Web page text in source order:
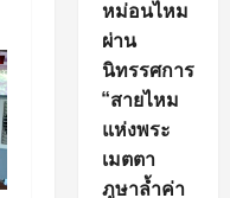
หม่อนไหม
ผ่าน
นิทรรศการ
“สายไหม
แห่งพระ
เมตตา
ภูษาล้ำค่า